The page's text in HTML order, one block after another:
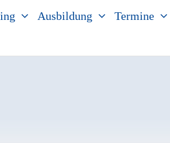
Ausbildung Termine